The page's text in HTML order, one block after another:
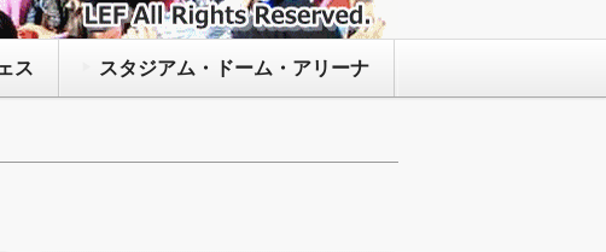
ス スタジアム・ドーム・アリーナ